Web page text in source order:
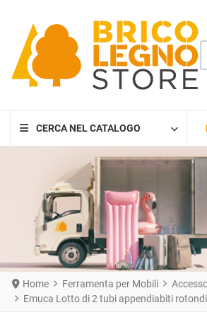
CERCA NEL CATALOGO
Home Ferramenta per Mobili
Emuca Lotto di 2 tubi appendiabiti